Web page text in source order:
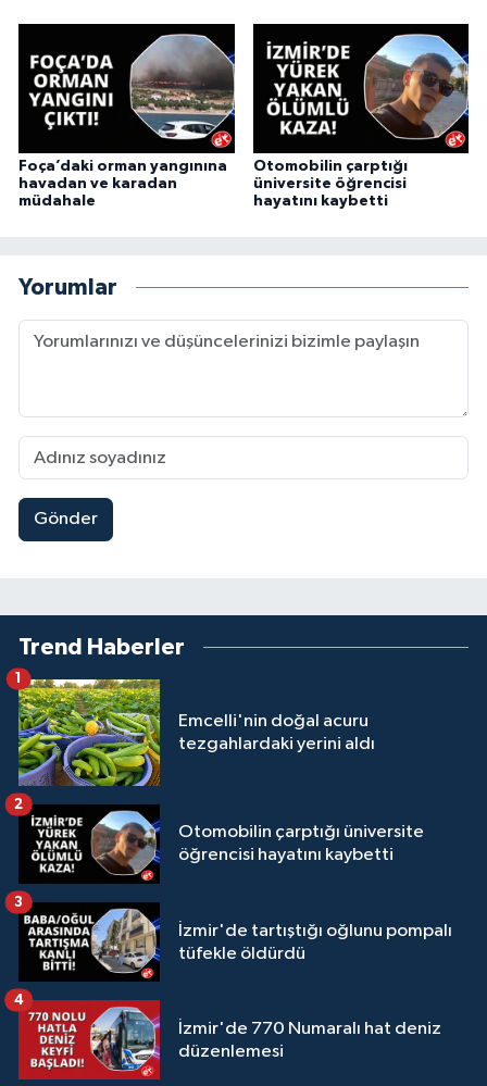
Foça’daki orman yangınına
havadan ve karadan
müdahale
Otomobilin çarptığı
üniversite öğrencisi
hayatını kaybetti
Yorumlar
Gönder
Trend Haberler
Emcelli'nin doğal acuru
tezgahlardaki yerini aldı
1
Otomobilin çarptığı üniversite
öğrencisi hayatını kaybetti
2
İzmir'de tartıştığı oğlunu pompalı
tüfekle öldürdü
3
İzmir'de 770 Numaralı hat deniz
düzenlemesi
4